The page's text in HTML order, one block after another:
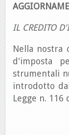
IL CREDITO
Nella nostra
d'imposta
strumentali
introdotto
Legge n. 116